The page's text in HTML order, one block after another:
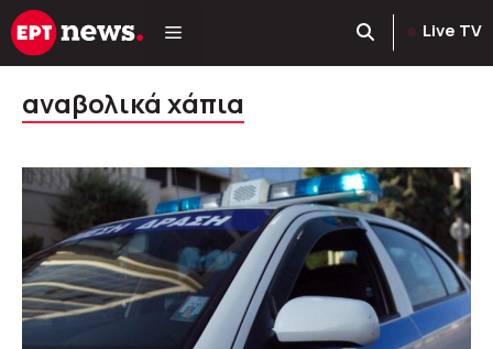
Μετάβαση
σε
Live TV
αναβολικά χάπια